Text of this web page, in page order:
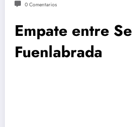
0 Comentarios
Empate entre
Fuenlabrada